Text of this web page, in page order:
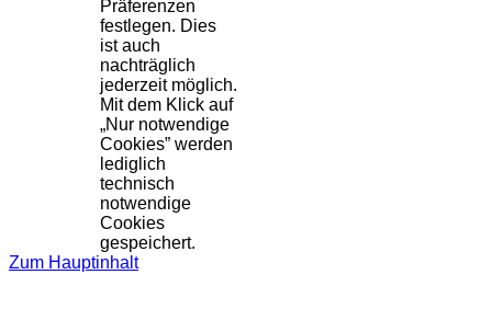
Präferenzen
festlegen. Dies
ist auch
nachträglich
jederzeit möglich.
Mit dem Klick auf
„Nur notwendige
Cookies” werden
lediglich
technisch
notwendige
Cookies
gespeichert.
Zum Hauptinhalt